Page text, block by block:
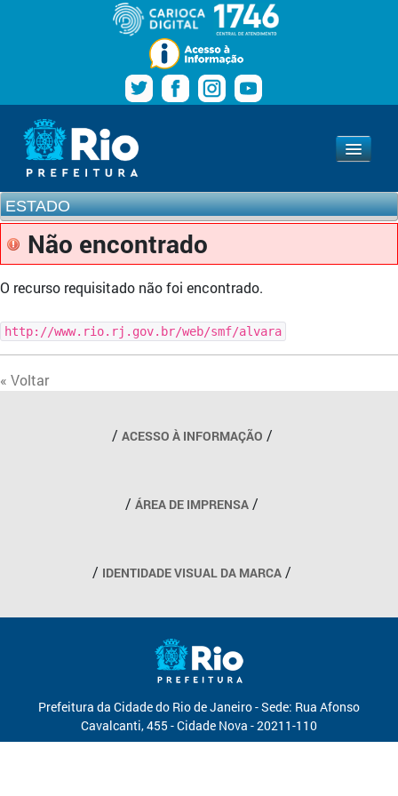
Pular para o conteúdo
Navegação
www.rio.rj.gov.br
Estado
ESTADO
Não encontrado
O recurso requisitado não foi encontrado.
http://www.rio.rj.gov.br/web/smf/alvara
« Voltar
Outros links
ACESSO À INFORMAÇÃO
ÁREA DE IMPRENSA
IDENTIDADE VISUAL DA MARCA
Prefeitura da Cidade do Rio de Janeiro - Sede: Rua Afonso
Cavalcanti, 455 - Cidade Nova - 20211-110